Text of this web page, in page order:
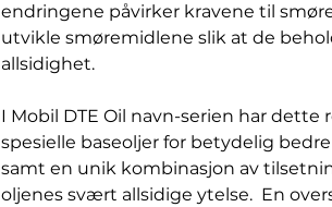
endringene påvirker kravene til
utvikle smøremidlene slik at de
allsidighet.
I Mobil DTE Oil navn-serien har dette
spesielle baseoljer for betydelig
samt en unik kombinasjon av
oljenes svært allsidige ytelse. En